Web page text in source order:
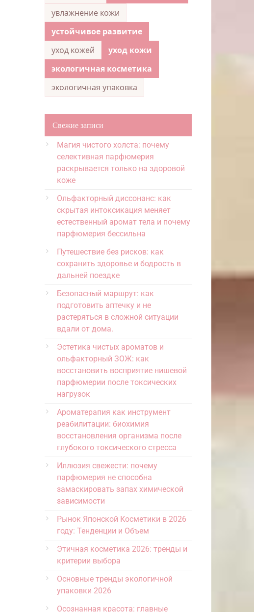
увлажнение кожи
устойчивое развитие
уход кожей
уход кожи
экологичная косметика
экологичная упаковка
Свежие записи
Магия чистого холста: почему
селективная парфюмерия
раскрывается только на здоровой
коже
Ольфакторный диссонанс: как
скрытая интоксикация меняет
естественный аромат тела и почему
парфюмерия бессильна
Путешествие без рисков: как
сохранить здоровье и бодрость в
дальней поездке
Безопасный маршрут: как
подготовить аптечку и не
растеряться в сложной ситуации
вдали от дома.
Эстетика чистых ароматов и
ольфакторный ЗОЖ: как
восстановить восприятие нишевой
парфюмерии после токсических
нагрузок
Ароматерапия как инструмент
реабилитации: биохимия
восстановления организма после
глубокого токсического стресса
Иллюзия свежести: почему
парфюмерия не способна
замаскировать запах химической
зависимости
Рынок Японской Косметики в 2026
году: Тенденции и Объем
Этичная косметика 2026: тренды и
критерии выбора
Основные тренды экологичной
упаковки 2026
Осознанная красота: главные